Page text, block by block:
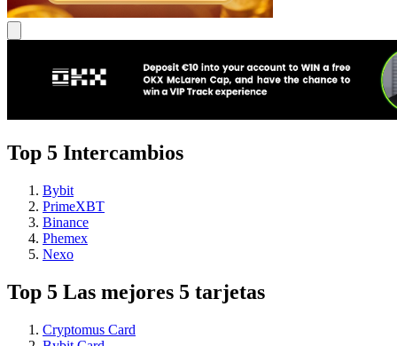
Top 5 Intercambios
Bybit
PrimeXBT
Binance
Phemex
Nexo
Top 5 Las mejores 5 tarjetas
Cryptomus Card